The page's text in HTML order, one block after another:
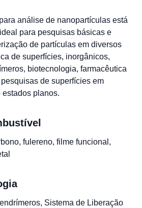
análise de nanopartículas está
para pesquisas básicas e
de partículas em diversos
de superfícies, inorgânicos,
biotecnologia, farmacêutica
de superfícies em
estados planos.
fulereno, filme funcional,
Sistema de Liberação